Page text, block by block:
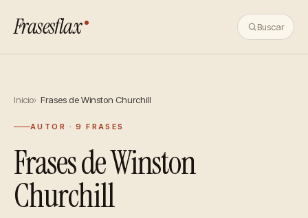
Frasesflax Buscar
Inicio Frases de Winston Churchill
AUTOR · 9 FRASES
Frases de Winston
Churchill